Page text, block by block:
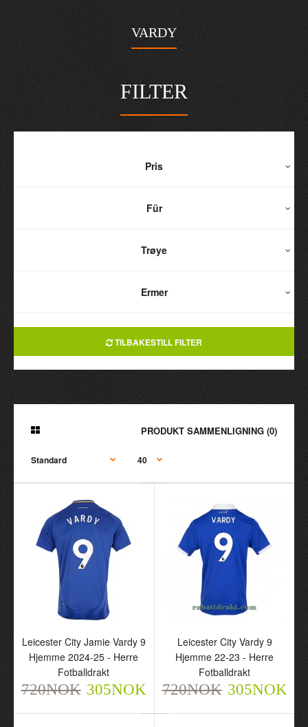
VARDY
FILTER
Pris
Für
Trøye
Ermer
TILBAKESTILL FILTER
PRODUKT SAMMENLIGNING (0)
Vardy 9 Hjemme 2024-25
- Herre Fotballdrakt
720NOK 305NOK
Hjemme 22-23 - Herre
Fotballdrakt
720NOK 305NOK
Leicester City Jamie Vardy 9
Hjemme 2024-25 - Herre
Fotballdrakt
720NOK 305NOK
Leicester City Vardy 9
Hjemme 22-23 - Herre
Fotballdrakt
720NOK 305NOK